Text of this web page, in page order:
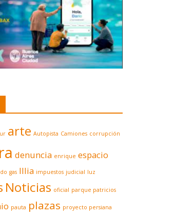
arte Autopista Camiones corrupción
denuncia enrique espacio
gas Illia impuestos judicial luz
Noticias oficial parque patricios
pauta plazas proyecto persiana